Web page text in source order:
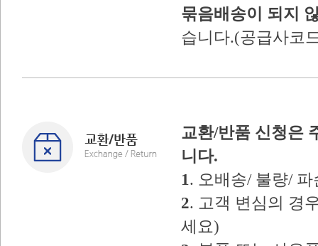
묶음배송이 되지
습니다.(공급사코
교환/반품 신청은
니다.
1. 오배송/ 불량/
2. 고객 변심의 경
세요)